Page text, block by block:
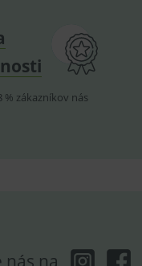
% zákazníkov nás
nás na
analytics.
analytics.
vhodné reklamy.
reklamy.
reklamy.